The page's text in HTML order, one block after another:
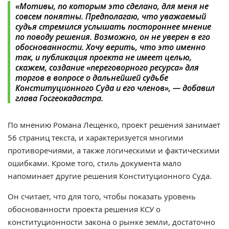
«Мотивы, по которым это сделано, для меня не
совсем понятны. Предполагаю, что уважаемый
судья стремился услышать постороннее мнение
по поводу решения. Возможно, он не уверен в его
обоснованности. Хочу верить, что это именно
так, и публикация проекта не имеет целью,
скажем, создание «переговорного ресурса» для
торгов в вопросе о дальнейшей судьбе
Конституционного Суда и его членов», — добавил
главаГосгеокадастра.
По мнению Романа Лещенко, проект решения занимает
56 страниц текста, и характеризуется многими
противоречиями, а также логическими и фактическими
ошибками. Кроме того, стиль документа мало
напоминает другие решения Конституционного Суда.
Он считает, что для того, чтобы показать уровень
обоснованности проекта решения КСУ о
конституционности закона о рынке земли, достаточно